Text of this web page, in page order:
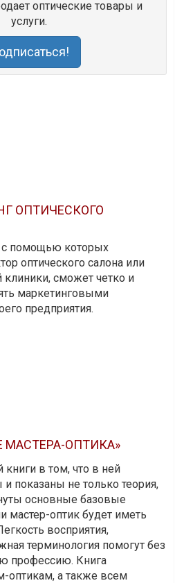
оптические товары и
услуги.
ОПТИЧЕСКОГО
с помощью которых
оптического салона или
клиники, сможет четко и
маркетинговыми
предприятия.
МАСТЕРА-ОПТИКА»
книги в том, что в ней
и показаны не только теория,
основные базовые
оптик будет иметь
восприятия,
терминология помогут без
профессию. Книга
оптикам, а также всем